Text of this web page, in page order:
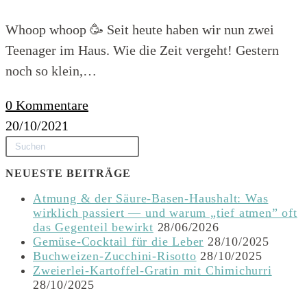
Whoop whoop 🥳 Seit heute haben wir nun zwei
Teenager im Haus. Wie die Zeit vergeht! Gestern
noch so klein,…
0 Kommentare
20/10/2021
NEUESTE BEITRÄGE
Atmung & der Säure-Basen-Haushalt: Was
wirklich passiert — und warum „tief atmen” oft
das Gegenteil bewirkt 28/06/2026
Gemüse-Cocktail für die Leber 28/10/2025
Buchweizen-Zucchini-Risotto 28/10/2025
Zweierlei-Kartoffel-Gratin mit Chimichurri
28/10/2025